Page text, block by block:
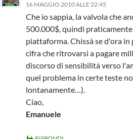
16 MAGGIO 2010 ALLE 22:45
Che io sappia, la valvola che
500.000$, quindi
piattaforma. Chissà se d'ora
cifra che ritrovarsi a pagare
discorso di sensibilità verso
quel problema in certe teste
lontanamente…).
Ciao,
Emanuele